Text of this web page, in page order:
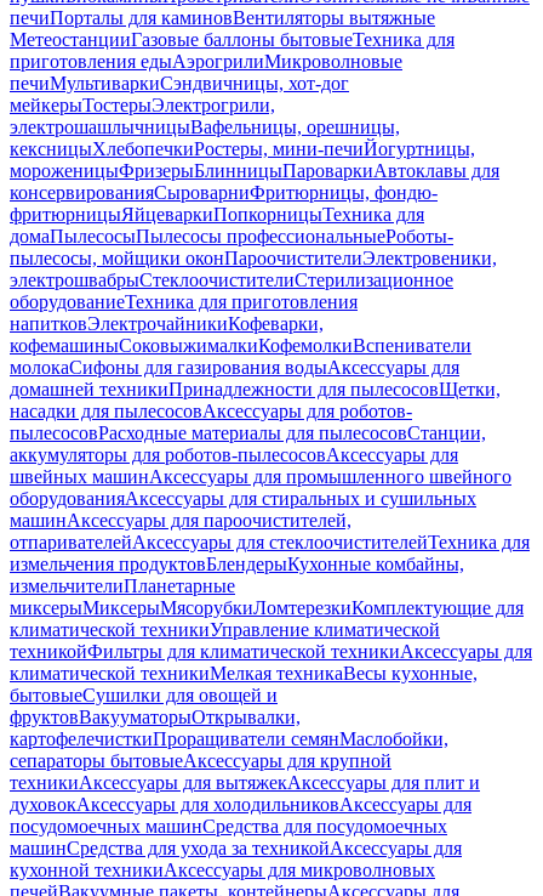
печиПорталы для каминовВентиляторы вытяжные
МетеостанцииГазовые баллоны бытовыеТехника для
приготовления едыАэрогрилиМикроволновые
печиМультиваркиСэндвичницы, хот-дог
мейкерыТостерыЭлектрогрили,
электрошашлычницыВафельницы, орешницы,
кексницыХлебопечкиРостеры, мини-печиЙогуртницы,
мороженицыФризерыБлинницыПароваркиАвтоклавы для
консервированияСыроварниФритюрницы, фондю-
фритюрницыЯйцеваркиПопкорницыТехника для
домаПылесосыПылесосы профессиональныеРоботы-
пылесосы, мойщики оконПароочистителиЭлектровеники,
электрошвабрыСтеклоочистителиСтерилизационное
оборудованиеТехника для приготовления
напитковЭлектрочайникиКофеварки,
кофемашиныСоковыжималкиКофемолкиВспениватели
молокаСифоны для газирования водыАксессуары для
домашней техникиПринадлежности для пылесосовЩетки,
насадки для пылесосовАксессуары для роботов-
пылесосовРасходные материалы для пылесосовСтанции,
аккумуляторы для роботов-пылесосовАксессуары для
швейных машинАксессуары для промышленного швейного
оборудованияАксессуары для стиральных и сушильных
машинАксессуары для пароочистителей,
отпаривателейАксессуары для стеклоочистителейТехника для
измельчения продуктовБлендерыКухонные комбайны,
измельчителиПланетарные
миксерыМиксерыМясорубкиЛомтерезкиКомплектующие для
климатической техникиУправление климатической
техникойФильтры для климатической техникиАксессуары для
климатической техникиМелкая техникаВесы кухонные,
бытовыеСушилки для овощей и
фруктовВакууматорыОткрывалки,
картофелечисткиПроращиватели семянМаслобойки,
сепараторы бытовыеАксессуары для крупной
техникиАксессуары для вытяжекАксессуары для плит и
духовокАксессуары для холодильниковАксессуары для
посудомоечных машинСредства для посудомоечных
машинСредства для ухода за техникойАксессуары для
кухонной техникиАксессуары для микроволновых
печейВакуумные пакеты, контейнерыАксессуары для